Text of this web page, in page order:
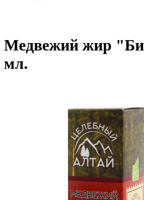
Медвежий жир
мл.